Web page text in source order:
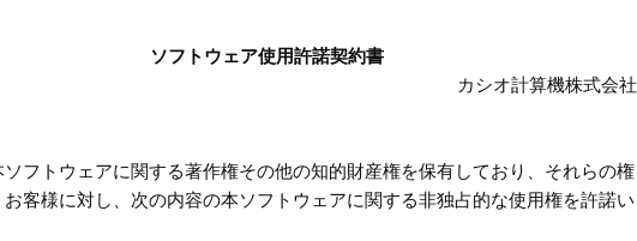
ソフトウェア使用許諾契約書
カシオ計算機株式会社
ソフトウェアに関する著作権その他の知的財産権を保有しており、それらの権
客様に対し、次の内容の本ソフトウェアに関する非独占的な使用権を許諾い